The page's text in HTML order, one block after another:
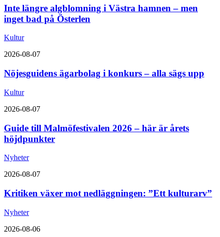
Inte längre algblomning i Västra hamnen – men
inget bad på Österlen
Kultur
2026-08-07
Nöjesguidens ägarbolag i konkurs – alla sägs upp
Kultur
2026-08-07
Guide till Malmöfestivalen 2026 – här är årets
höjdpunkter
Nyheter
2026-08-07
Kritiken växer mot nedläggningen: ”Ett kulturarv”
Nyheter
2026-08-06